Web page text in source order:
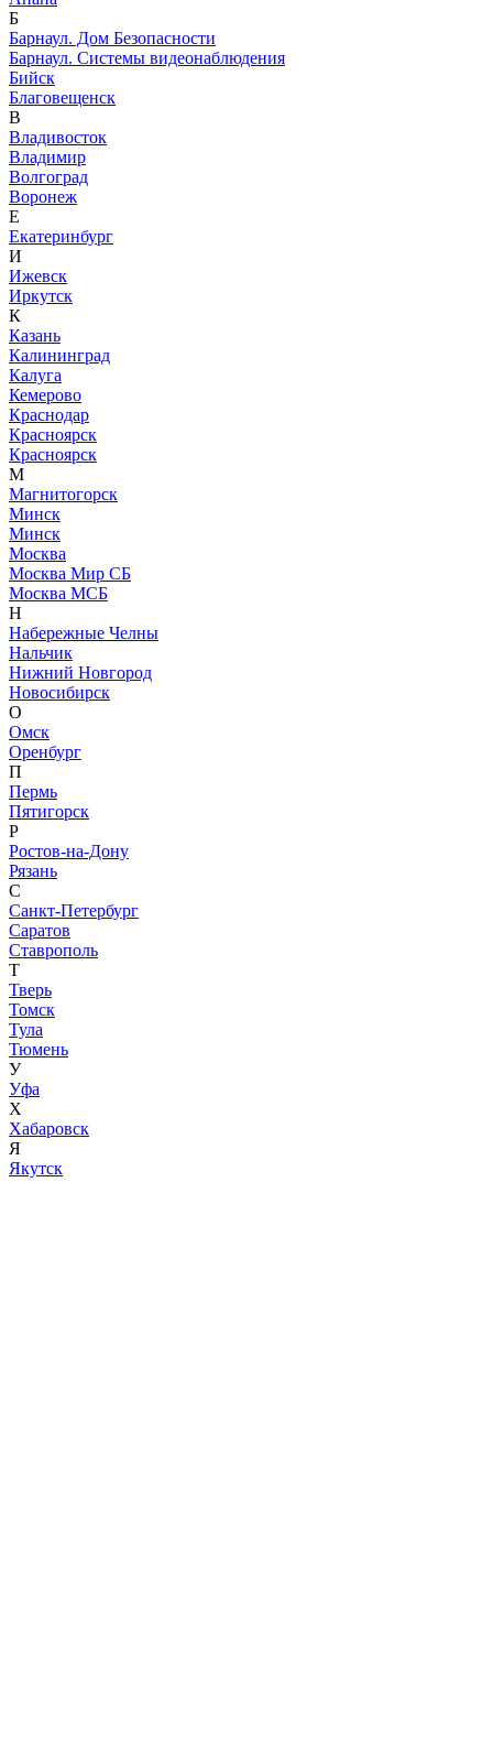
Б
Барнаул. Дом Безопасности
Барнаул. Системы видеонаблюдения
Бийск
Благовещенск
В
Владивосток
Владимир
Волгоград
Воронеж
Е
Екатеринбург
И
Ижевск
Иркутск
К
Казань
Калининград
Калуга
Кемерово
Краснодар
Красноярск
Красноярск
М
Магнитогорск
Минск
Минск
Москва
Москва Мир СБ
Москва МСБ
Н
Набережные Челны
Нальчик
Нижний Новгород
Новосибирск
О
Омск
Оренбург
П
Пермь
Пятигорск
Р
Ростов-на-Дону
Рязань
С
Санкт-Петербург
Саратов
Ставрополь
Т
Тверь
Томск
Тула
Тюмень
У
Уфа
Х
Хабаровск
Я
Якутск